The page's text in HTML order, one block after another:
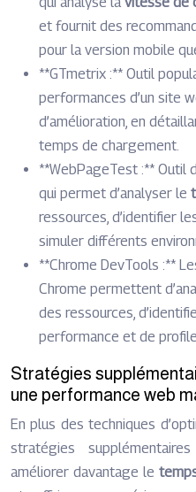
et fournit des
pour la version mobile
**GTmetrix :** Outil
performances d’un site
d’amélioration, en
temps de chargement.
**WebPageTest :** Outil
qui permet d’analyser le
ressources, d’identifier
simuler différents
**Chrome DevTools :**
Chrome permettent
des ressources,
performance et de
Stratégies
une performance web
En plus des techniques
stratégies
améliorer davantage le